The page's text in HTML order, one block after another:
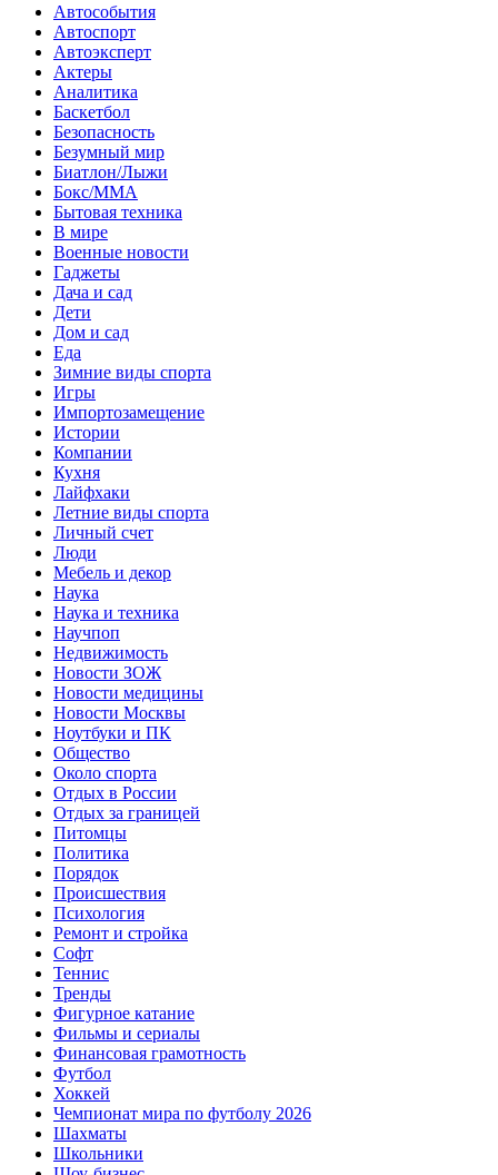
Автособытия
Автоспорт
Автоэксперт
Актеры
Аналитика
Баскетбол
Безопасность
Безумный мир
Биатлон/Лыжи
Бокс/MMA
Бытовая техника
В мире
Военные новости
Гаджеты
Дача и сад
Дети
Дом и сад
Еда
Зимние виды спорта
Игры
Импортозамещение
Истории
Компании
Кухня
Лайфхаки
Летние виды спорта
Личный счет
Люди
Мебель и декор
Наука
Наука и техника
Научпоп
Недвижимость
Новости ЗОЖ
Новости медицины
Новости Москвы
Ноутбуки и ПК
Общество
Около спорта
Отдых в России
Отдых за границей
Питомцы
Политика
Порядок
Происшествия
Психология
Ремонт и стройка
Софт
Теннис
Тренды
Фигурное катание
Фильмы и сериалы
Финансовая грамотность
Футбол
Хоккей
Чемпионат мира по футболу 2026
Шахматы
Школьники